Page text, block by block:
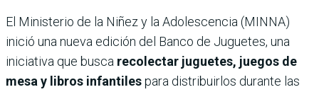
El Ministerio de la Niñez y la Adolescencia (MINNA)
inició una nueva edición del Banco de Juguetes, una
iniciativa que busca recolectar juguetes, juegos de
mesa y libros infantilespara distribuirlos durante las